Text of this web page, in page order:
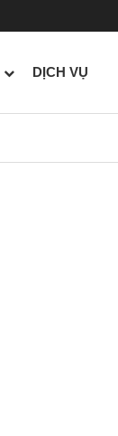
DỊCH VỤ